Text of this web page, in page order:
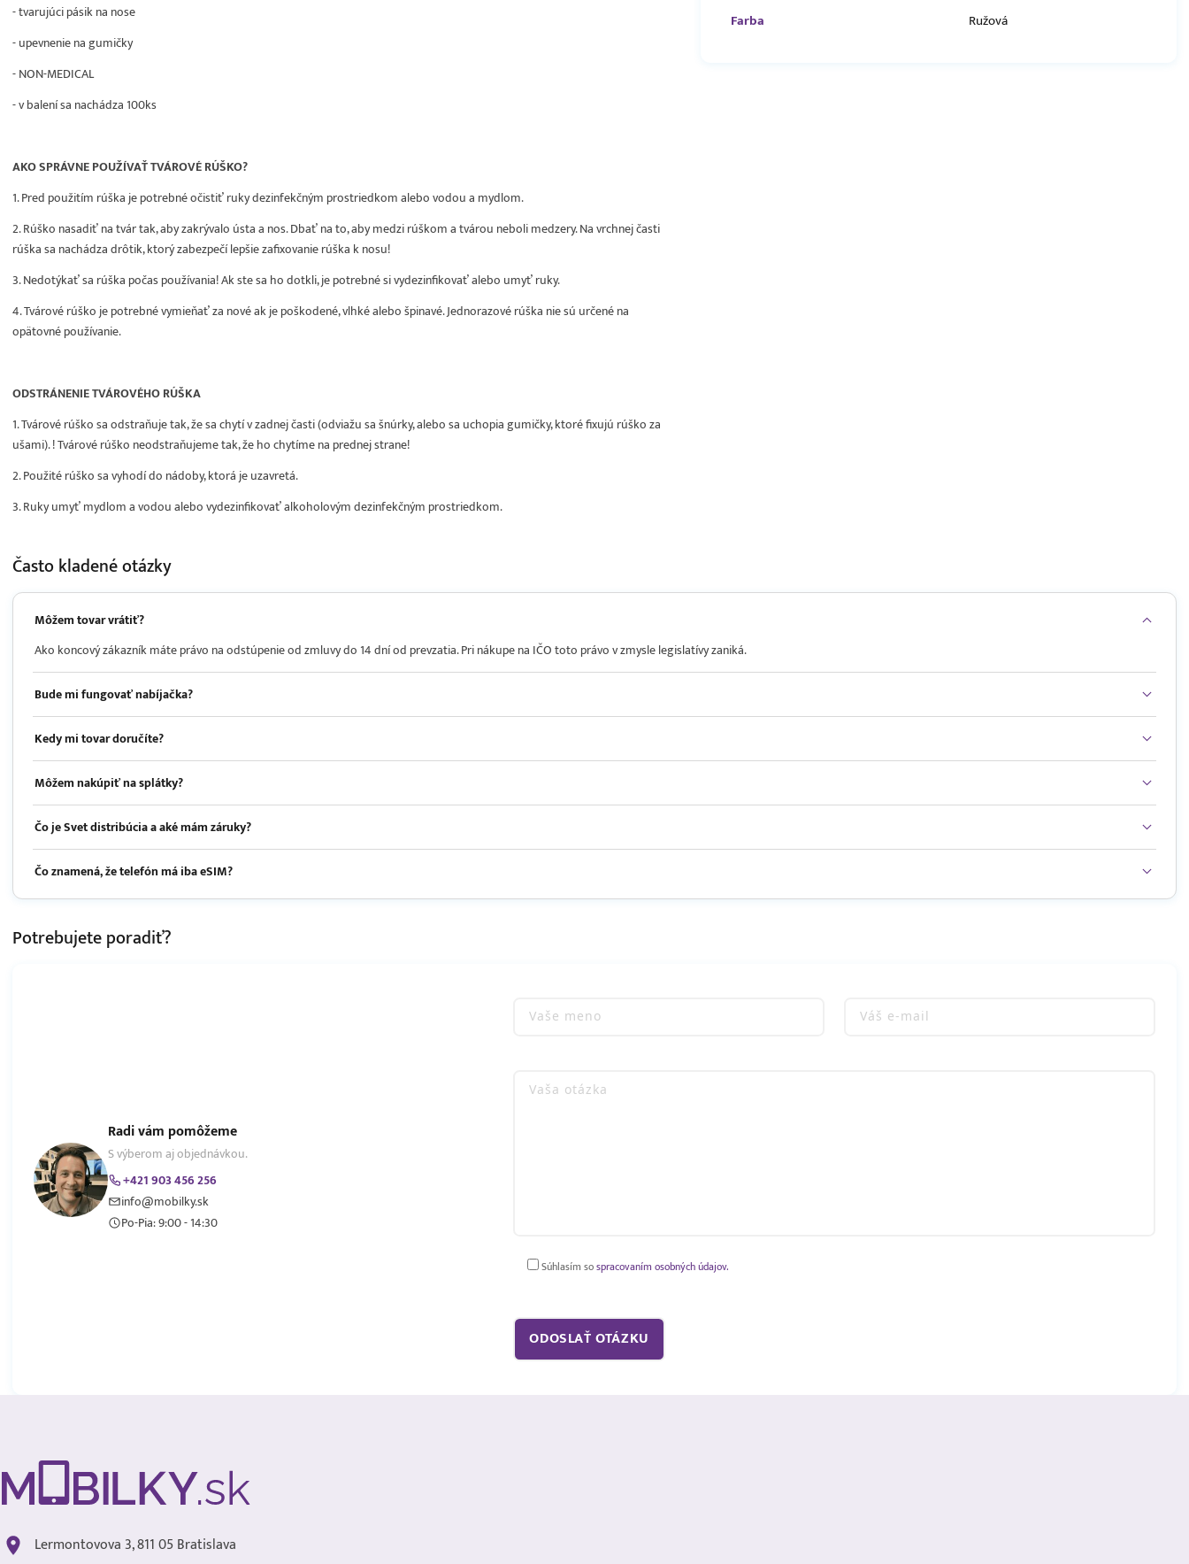
- tvarujúci pásik na nose
- upevnenie na gumičky
- NON-MEDICAL
- v balení sa nachádza 100ks
AKO SPRÁVNE POUŽÍVAŤ TVÁROVÉ RÚŠKO?
1. Pred použitím rúška je potrebné očistiť ruky dezinfekčným prostriedkom alebo vodou a mydlom.
2. Rúško nasadiť na tvár tak, aby zakrývalo ústa a nos. Dbať na to, aby medzi rúškom a tvárou neboli medzery. Na vrchnej časti
rúška sa nachádza drôtik, ktorý zabezpečí lepšie zafixovanie rúška k nosu!
3. Nedotýkať sa rúška počas používania! Ak ste sa ho dotkli, je potrebné si vydezinfikovať alebo umyť ruky.
4. Tvárové rúško je potrebné vymieňať za nové ak je poškodené, vlhké alebo špinavé. Jednorazové rúška nie sú určené na
opätovné používanie.
ODSTRÁNENIE TVÁROVÉHO RÚŠKA
1. Tvárové rúško sa odstraňuje tak, že sa chytí v zadnej časti (odviažu sa šnúrky, alebo sa uchopia gumičky, ktoré fixujú rúško za
ušami). ! Tvárové rúško neodstraňujeme tak, že ho chytíme na prednej strane!
2. Použité rúško sa vyhodí do nádoby, ktorá je uzavretá.
3. Ruky umyť mydlom a vodou alebo vydezinfikovať alkoholovým dezinfekčným prostriedkom.
Farba Ružová
Často kladenéotázky
Môžem tovar vrátiť?
Ako koncový zákazník máte právo na odstúpenie od zmluvy do 14 dní od prevzatia. Pri nákupe na IČO toto právo v zmysle legislatívy zaniká.
Bude mi fungovať nabíjačka?
Kedy mi tovar doručíte?
Môžem nakúpiť na splátky?
Čo je Svet distribúcia a aké mám záruky?
Čo znamená, že telefón má iba eSIM?
Potrebujeteporadiť?
Radi vám pomôžeme
S výberom aj objednávkou.
+421 903 456 256
info@mobilky.sk
Po-Pia: 9:00 - 14:30
Súhlasím sospracovaním osobných údajov.
Lermontovova 3, 811 05 Bratislava